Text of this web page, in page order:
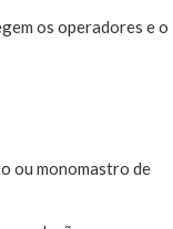
os operadores e o
ou monomastro de